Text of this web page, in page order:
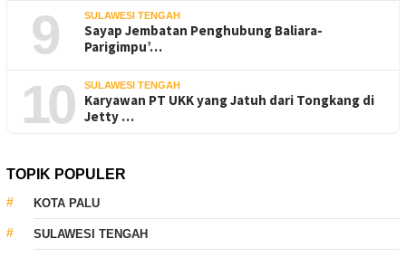
9 SULAWESI TENGAH
Sayap Jembatan Penghubung Baliara-
Parigimpu’…
10 SULAWESI TENGAH
Karyawan PT UKK yang Jatuh dari Tongkang di
Jetty …
TOPIK POPULER
KOTA PALU
SULAWESI TENGAH